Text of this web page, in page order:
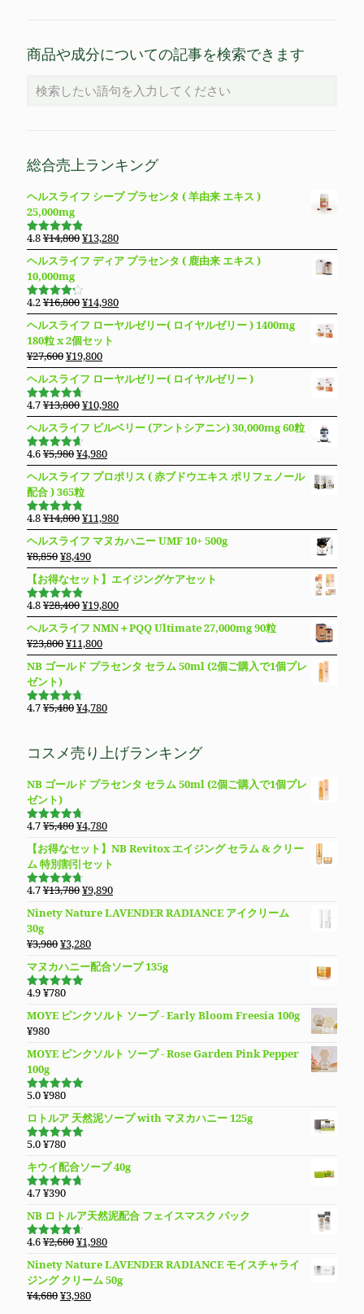
商品や成分についての記事を検索できます
総合売上ランキング
ヘルスライフ シープ プラセンタ ( 羊由来 エキス )
25,000mg
5段階で
4.83の評
価
4.8¥14,800元
の
価
は
¥14,800
で
し
た。
¥13,280現
在
の
格
は
¥13,280
ヘルスライフ ディア プラセンタ ( 鹿由来 エキス )
10,000mg
5段階で
4.19の評
価
4.2¥16,800元
の
価
格
は
¥16,800
で
し
た。
¥14,980現
在
の
は
で
す。
ヘルスライフ ローヤルゼリー( ロイヤルゼリー ) 1400mg
180粒 x 2個セット
¥27,600元
の
価
格
は
¥27,600
で
し
た。
¥19,800現
在
価
格
は
¥19,800
で
す。
ヘルスライフ ローヤルゼリー( ロイヤルゼリー )
5段階で
4.69の評
価
4.7¥13,800元
の
価
格
は
¥13,800
で
し
た。
¥10,980現
在
の
格
は
す。
ヘルスライフ ビルベリー (アントシアニン) 30,000mg 60粒
5段階で
4.63の評
価
4.6¥5,980元
の
価
格
は
¥5,980
で
し
た。
¥4,980現
在
の
格
は
¥4,980
す。
ヘルスライフ プロポリス ( 赤ブドウエキス ポリフェノール
配合 ) 365粒
5段階で
4.76の評
価
4.8¥14,800元
の
価
格
は
¥14,800
で
し
た。
¥11,980現
在
の
格
¥11,980
で
ヘルスライフ マヌカハニー UMF 10+ 500g
¥8,850元
の
価
格
は
¥8,850
で
し
た。
¥8,490現
在
の
価
格
は
¥8,490
で
【お得なセット】エイジングケアセット
5段階で
4.83の評
価
4.8¥28,400元
の
価
格
は
で
し
¥19,800現
在
の
格
ヘルスライフ NMN＋PQQ Ultimate 27,000mg 90粒
¥23,800元
の
価
格
は
し
¥11,800現
在
の
格
で
NB ゴールド プラセンタ セラム 50ml (2個ご購入で1個プレ
ゼント)
5段階で
4.7¥5,480元
格
¥5,480
し
た。
¥4,780現
価
は
す。
コスメ売り上げランキング
NB ゴールド プラセンタ セラム 50ml (2個ご購入で1個プレ
ゼント)
5段階で
価
4.7¥5,480元
価
格
は
で
た。
¥4,780現
の
価
格
¥4,780
【お得なセット】NB Revitox エイジング セラム & クリー
ム 特別割引セット
5段階で
価
4.7¥13,780元
価
は
¥13,780
で
た。
¥9,890現
の
は
す。
Ninety Nature LAVENDER RADIANCE アイクリーム
30g
¥3,980元
価
格
¥3,980
し
¥3,280現
在
の
は
で
マヌカハニー配合ソープ 135g
5段階で
価
4.9¥780
MOYE ピンクソルト ソープ - Early Bloom Freesia 100g
¥980
MOYE ピンクソルト ソープ - Rose Garden Pink Pepper
100g
5段階で
5.0¥980
ロトルア 天然泥ソープ with マヌカハニー 125g
5段階で
5.0¥780
キウイ配合ソープ 40g
5段階で
価
4.7¥390
NB ロトルア天然泥配合 フェイスマスク パック
5段階で
価
4.6¥2,680元
価
格
は
¥1,980現
の
価
Ninety Nature LAVENDER RADIANCE モイスチャライ
ジング クリーム 50g
¥4,680元
¥3,980現